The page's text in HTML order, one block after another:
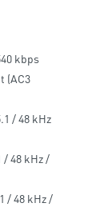
kbps
(AC3
/ 48 kHz
/ 48 kHz /
/ 48 kHz /